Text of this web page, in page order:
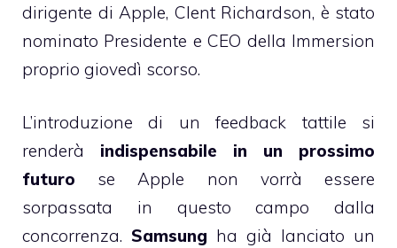
dirigente di Apple, Clent Richardson, è stato
nominato Presidente e CEO della Immersion
proprio giovedì scorso.
L’introduzione di un feedback tattile si
renderà indispensabile in un prossimo
futuro se Apple non vorrà essere
sorpassata in questo campo dalla
concorrenza. Samsung ha già lanciato un